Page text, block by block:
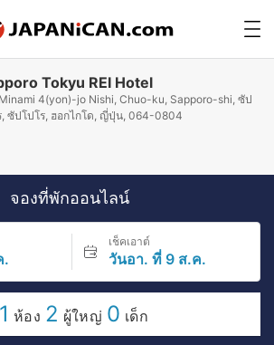
Tokyu REI Hotel
4(yon)-jo Nishi, Chuo-ku, Sapporo-shi, ซัป
, ซัปโปโร, ฮอกไกโด, ญี่ปุ่น, 064-0804
จองที่พักออนไลน์
.
เช็คเอาต์
วันอา. ที่ 9 ส.ค.
1 ห้อง 2 ผู้ใหญ่ 0 เด็ก